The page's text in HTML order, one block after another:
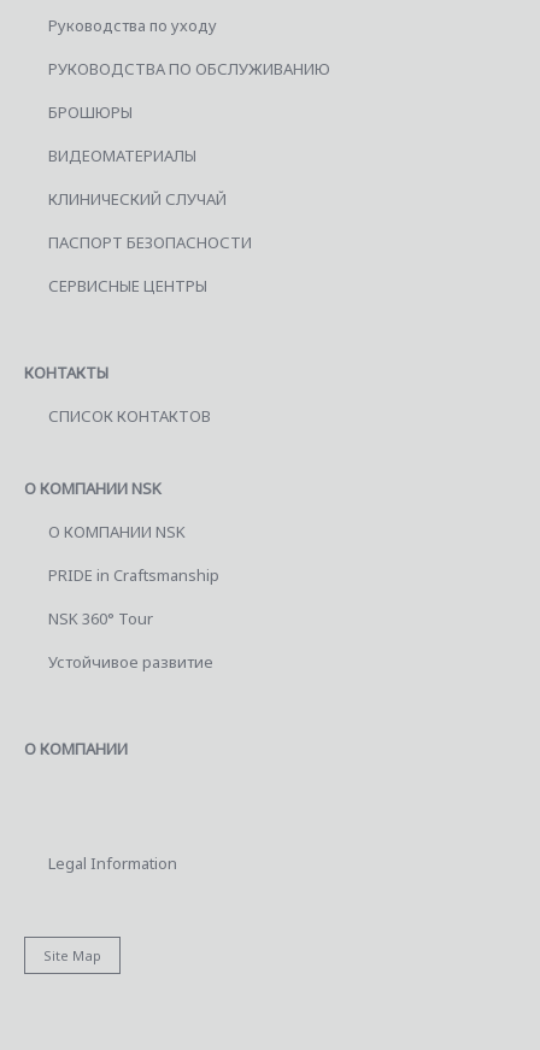
Руководства по уходу
РУКОВОДСТВА ПО ОБСЛУЖИВАНИЮ
БРОШЮРЫ
ВИДЕОМАТЕРИАЛЫ
КЛИНИЧЕСКИЙ СЛУЧАЙ
ПАСПОРТ БЕЗОПАСНОСТИ
СЕРВИСНЫЕ ЦЕНТРЫ
КОНТАКТЫ
СПИСОК КОНТАКТОВ
О КОМПАНИИ NSK
О КОМПАНИИ NSK
PRIDE in Craftsmanship
NSK 360° Tour
Устойчивое развитие
О КОМПАНИИ
Legal Information
Site Map